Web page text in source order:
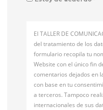
El TALLER DE
del tratamiento de los
formulario recopila tu
Website con el único fin
comentarios dejados en
con base en tu
a terceros. Tampoco
internacionales de sus